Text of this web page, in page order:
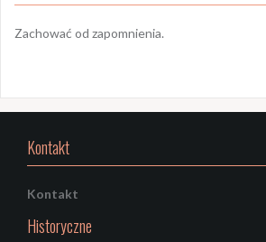
Zachować od zapomnienia.
Kontakt
Kontakt
Historyczne